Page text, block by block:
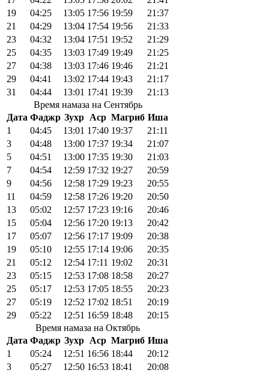
19
04:25 13:05 17:56 19:59
21:37
21
04:29 13:04 17:54 19:56
21:33
23
04:32 13:04 17:51 19:52
21:29
25
04:35 13:03 17:49 19:49
21:25
27
04:38 13:03 17:46 19:46
21:21
29
04:41 13:02 17:44 19:43
21:17
31
04:44 13:01 17:41 19:39
21:13
Время намаза на Сентябрь
Дата Фаджр Зухр Аср Магриб Иша
1
04:45 13:01 17:40 19:37
21:11
3
04:48 13:00 17:37 19:34
21:07
5
04:51 13:00 17:35 19:30
21:03
7
04:54 12:59 17:32 19:27
20:59
9
04:56 12:58 17:29 19:23
20:55
11
04:59 12:58 17:26 19:20
20:50
13
05:02 12:57 17:23 19:16
20:46
15
05:04 12:56 17:20 19:13
20:42
17
05:07 12:56 17:17 19:09
20:38
19
05:10 12:55 17:14 19:06
20:35
21
05:12 12:54 17:11 19:02
20:31
23
05:15 12:53 17:08 18:58
20:27
25
05:17 12:53 17:05 18:55
20:23
27
05:19 12:52 17:02 18:51
20:19
29
05:22 12:51 16:59 18:48
20:15
Время намаза на Октябрь
Дата Фаджр Зухр Аср Магриб Иша
1
05:24 12:51 16:56 18:44
20:12
3
05:27 12:50 16:53 18:41
20:08